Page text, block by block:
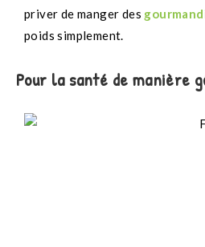
priver de manger des
poids simplement.
Pour la santé de manière